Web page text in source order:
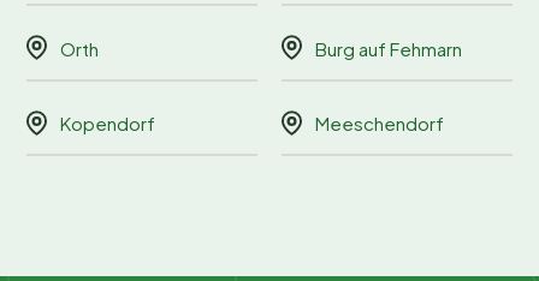
Orth Burg auf Fehmarn
Kopendorf Meeschendorf